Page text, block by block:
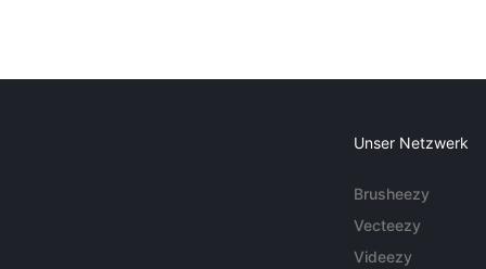
Unser Netzwerk
Brusheezy
Vecteezy
Videezy